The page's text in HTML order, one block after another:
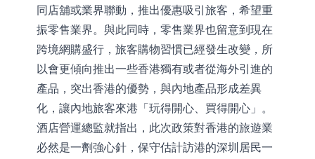
同店舖或業界聯動，推出優惠吸引旅客，希望重
振零售業界。與此同時，零售業界也留意到現在
跨境網購盛行，旅客購物習慣已經發生改變，所
以會更傾向推出一些香港獨有或者從海外引進的
產品，突出香港的優勢，與內地產品形成差異
化，讓內地旅客來港「玩得開心、買得開心」。
酒店營運總監就指出，此次政策對香港的旅遊業
必然是一劑強心針，保守估計訪港的深圳居民一